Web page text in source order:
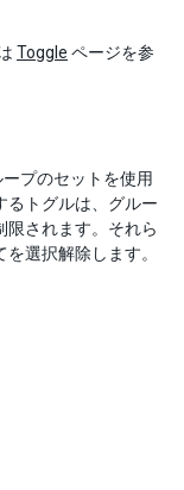
Toggle ページを参
ープのセットを使用
るトグルは、グルー
限されます。それら
選択解除します。